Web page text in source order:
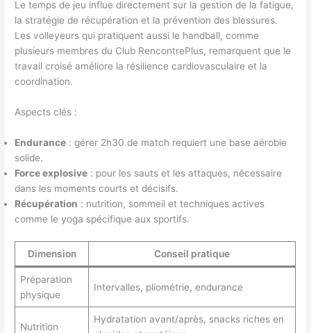
Le temps de jeu influe directement sur la gestion de la fatigue,
la stratégie de récupération et la prévention des blessures.
Les volleyeurs qui pratiquent aussi le handball, comme
plusieurs membres du Club RencontrePlus, remarquent que le
travail croisé améliore la résilience cardiovasculaire et la
coordination.
Aspects clés :
Endurance : gérer 2h30 de match requiert une base aérobie
solide.
Force explosive : pour les sauts et les attaques, nécessaire
dans les moments courts et décisifs.
Récupération : nutrition, sommeil et techniques actives
comme le yoga spécifique aux sportifs.
Dimension Conseil pratique
Préparation
physique
Intervalles, pliométrie, endurance
Nutrition
Hydratation avant/après, snacks riches en